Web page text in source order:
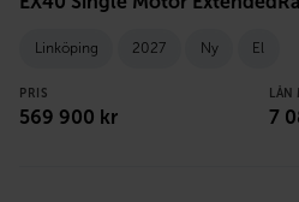
Linköping 2027 Ny El
PRIS
569 900 kr
LÅN
7